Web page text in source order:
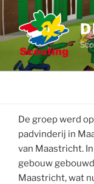
naar
de
inhoud
De groep werd
padvinderij in
van Maastricht.
gebouw
Maastricht, wat